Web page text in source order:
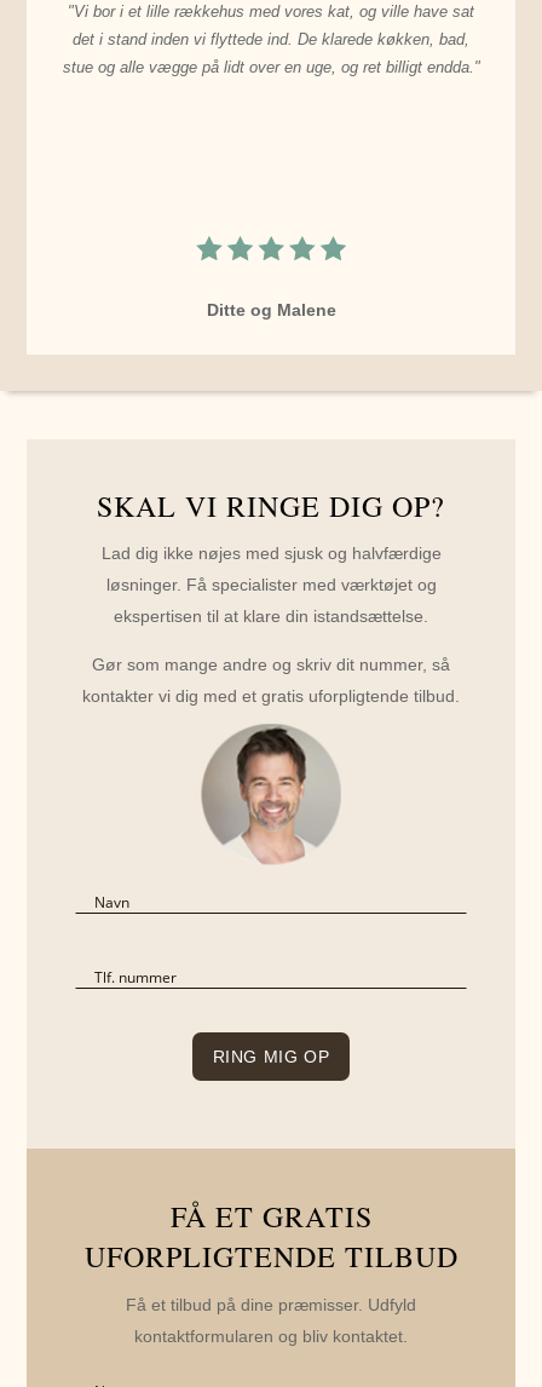
"Vi bor i et lille rækkehus med vores kat, og ville have sat
det i stand inden vi flyttede ind. De klarede køkken, bad,
stue og alle vægge på lidt over en uge, og ret billigt endda."
Ditte og Malene
SKAL VI RINGE DIG OP?
Lad dig ikke nøjes med sjusk og halvfærdige
løsninger. Få specialister med værktøjet og
ekspertisen til at klare din istandsættelse.
Gør som mange andre og skriv dit nummer, så
kontakter vi dig med et gratis uforpligtende tilbud.
FÅ ET GRATIS
UFORPLIGTENDE TILBUD
Få et tilbud på dine præmisser. Udfyld
kontaktformularen og bliv kontaktet.